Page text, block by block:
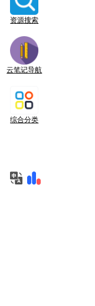
资源搜索
云笔记导航
综合分类